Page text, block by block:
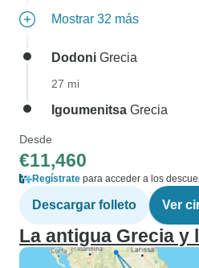
Mostrar 32 más
Dodoni Grecia
27 mi
Igoumenitsa Grecia
Desde
€11,460
Regístrate para acceder a los
Descargar folleto Ver
La antigua Grecia y